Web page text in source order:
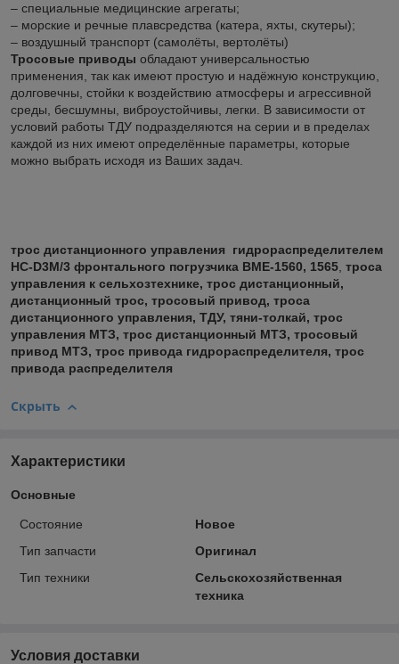
– специальные медицинские агрегаты;
– морские и речные плавсредства (катера, яхты, скутеры);
– воздушный транспорт (самолёты, вертолёты)
Тросовые приводы обладают универсальностью
применения, так как имеют простую и надёжную конструкцию,
долговечны, стойки к воздействию атмосферы и агрессивной
среды, бесшумны, виброустойчивы, легки. В зависимости от
условий работы ТДУ подразделяются на серии и в пределах
каждой из них имеют определённые параметры, которые
можно выбрать исходя из Ваших задач.
трос дистанционного управления гидрораспределителем
HC-D3М/3 фронтального погрузчика BME-1560, 1565, троса
управления к сельхозтехнике, трос дистанционный,
дистанционный трос, тросовый привод, троса
дистанционного управления, ТДУ, тяни-толкай, трос
управления МТЗ, трос дистанционный МТЗ, тросовый
привод МТЗ, трос привода гидрораспределителя, трос
привода распределителя
Скрыть
Характеристики
Основные
Состояние
Новое
Тип запчасти
Оригинал
Тип техники
Сельскохозяйственная
техника
Условия доставки